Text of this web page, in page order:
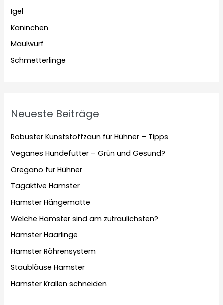
Igel
Kaninchen
Maulwurf
Schmetterlinge
Neueste Beiträge
Robuster Kunststoffzaun für Hühner – Tipps
Veganes Hundefutter – Grün und Gesund?
Oregano für Hühner
Tagaktive Hamster
Hamster Hängematte
Welche Hamster sind am zutraulichsten?
Hamster Haarlinge
Hamster Röhrensystem
Staubläuse Hamster
Hamster Krallen schneiden